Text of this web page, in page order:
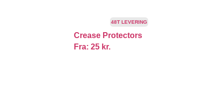
48T LEVERING
Crease Protectors
Fra: 25 kr.